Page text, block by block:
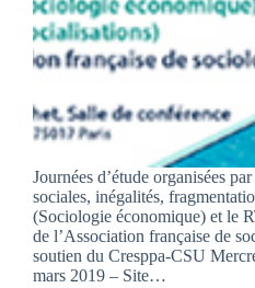
Journées d’étude organisées
sociales, inégalités,
(Sociologie économique) et le
de l’Association française de
soutien du Cresppa-CSU
mars 2019 – Site…